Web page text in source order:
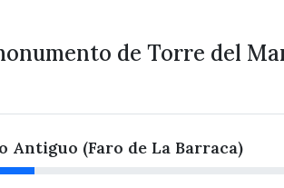
de Torre del
Antiguo (Faro de La Barraca)